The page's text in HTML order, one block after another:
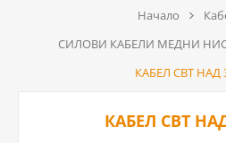
Начало
СИЛОВИ КАБЕЛИ МЕДНИ
КАБЕЛ СВТ НАД
КАБЕЛ СВТ